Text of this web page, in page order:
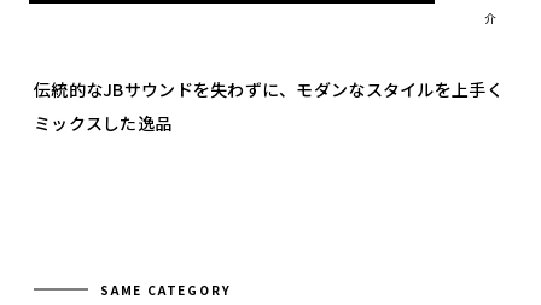
介
伝統的なJBサウンドを失わずに、モダンなスタイルを上手く
ミックスした逸品
SAME CATEGORY